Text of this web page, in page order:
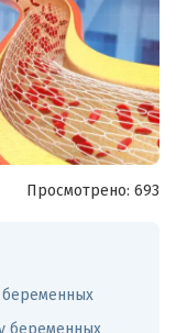
Просмотрено: 693
беременных